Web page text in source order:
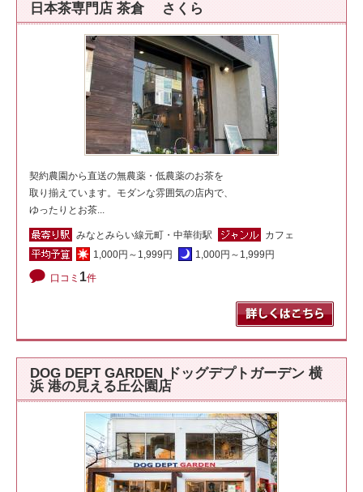
日本茶専門店 茶倉 さくら
契約農園から直送の無農薬・低農薬のお茶を
取り揃えています。モダンな雰囲気の店内で、
ゆったりとお茶...
みなとみらい線元町・中華街駅
カフェ
1,000円～1,999円
1,000円～1,999円
口コミ 1件
DOG DEPT GARDEN ドッグデプトガーデン 横
浜 港の見える丘公園店